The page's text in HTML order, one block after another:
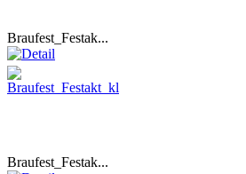
Braufest_Festak...
Braufest_Festak...